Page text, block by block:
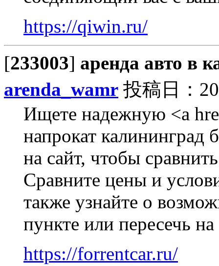
https://qiwin.ru/
[233003] аренда авто в
arenda_wamr 投稿日：
Ищете надежную <a
напрокат калининград
на сайт, чтобы
Сравните цены и
также узнайте о
пункте или пересечь
https://forrentcar.ru/